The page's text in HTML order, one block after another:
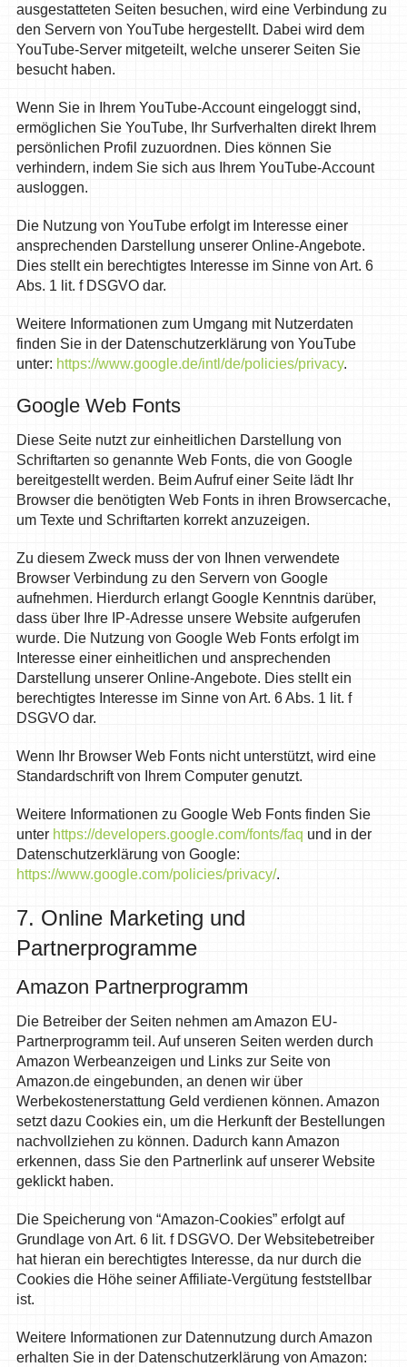
ausgestatteten Seiten besuchen, wird eine Verbindung zu
den Servern von YouTube hergestellt. Dabei wird dem
YouTube-Server mitgeteilt, welche unserer Seiten Sie
besucht haben.
Wenn Sie in Ihrem YouTube-Account eingeloggt sind,
ermöglichen Sie YouTube, Ihr Surfverhalten direkt Ihrem
persönlichen Profil zuzuordnen. Dies können Sie
verhindern, indem Sie sich aus Ihrem YouTube-Account
ausloggen.
Die Nutzung von YouTube erfolgt im Interesse einer
ansprechenden Darstellung unserer Online-Angebote.
Dies stellt ein berechtigtes Interesse im Sinne von Art. 6
Abs. 1 lit. f DSGVO dar.
Weitere Informationen zum Umgang mit Nutzerdaten
finden Sie in der Datenschutzerklärung von YouTube
unter: https://www.google.de/intl/de/policies/privacy.
Google Web Fonts
Diese Seite nutzt zur einheitlichen Darstellung von
Schriftarten so genannte Web Fonts, die von Google
bereitgestellt werden. Beim Aufruf einer Seite lädt Ihr
Browser die benötigten Web Fonts in ihren Browsercache,
um Texte und Schriftarten korrekt anzuzeigen.
Zu diesem Zweck muss der von Ihnen verwendete
Browser Verbindung zu den Servern von Google
aufnehmen. Hierdurch erlangt Google Kenntnis darüber,
dass über Ihre IP-Adresse unsere Website aufgerufen
wurde. Die Nutzung von Google Web Fonts erfolgt im
Interesse einer einheitlichen und ansprechenden
Darstellung unserer Online-Angebote. Dies stellt ein
berechtigtes Interesse im Sinne von Art. 6 Abs. 1 lit. f
DSGVO dar.
Wenn Ihr Browser Web Fonts nicht unterstützt, wird eine
Standardschrift von Ihrem Computer genutzt.
Weitere Informationen zu Google Web Fonts finden Sie
unter https://developers.google.com/fonts/faq und in der
Datenschutzerklärung von Google:
https://www.google.com/policies/privacy/.
7. Online Marketing und
Partnerprogramme
Amazon Partnerprogramm
Die Betreiber der Seiten nehmen am Amazon EU-
Partnerprogramm teil. Auf unseren Seiten werden durch
Amazon Werbeanzeigen und Links zur Seite von
Amazon.de eingebunden, an denen wir über
Werbekostenerstattung Geld verdienen können. Amazon
setzt dazu Cookies ein, um die Herkunft der Bestellungen
nachvollziehen zu können. Dadurch kann Amazon
erkennen, dass Sie den Partnerlink auf unserer Website
geklickt haben.
Die Speicherung von “Amazon-Cookies” erfolgt auf
Grundlage von Art. 6 lit. f DSGVO. Der Websitebetreiber
hat hieran ein berechtigtes Interesse, da nur durch die
Cookies die Höhe seiner Affiliate-Vergütung feststellbar
ist.
Weitere Informationen zur Datennutzung durch Amazon
erhalten Sie in der Datenschutzerklärung von Amazon: